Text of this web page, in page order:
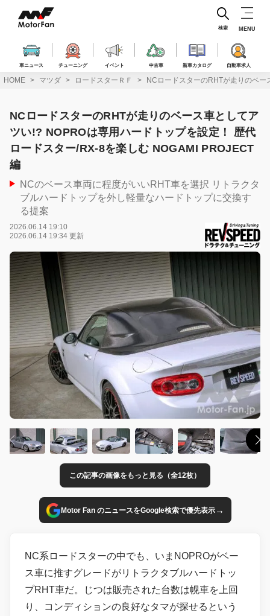
ス
車ニュース チューニング イベント 中古車 新車カタログ 自動車求人
検索 MENU
HOME マツダ ロードスターＲＦ NCロードスターのRHTが走りのベ
NCロードスターのRHTが走りのベース車としてア
ツい!? NOPROは専用ハードトップを設定！ 歴代
ロードスター/RX-8を楽しむ NOGAMI PROJECT
編
NCのベース車両に程度がいいRHT車を選択 リトラクタ
ブルハードトップを外し軽量なハードトップに交換す
る提案
2026.06.14 19:10
2026.06.14 19:34 更新
この記事の画像をもっと見る（全12枚）
Motor Fan のニュースをGoogle検索で優先表示→
NC系ロードスターの中でも、いまNOPROがベー
ス車に推すグレードがリトラクタブルハードトッ
プRHT車だ。じつは販売された台数は幌車を上回
り、コンディションの良好なタマが探せるという